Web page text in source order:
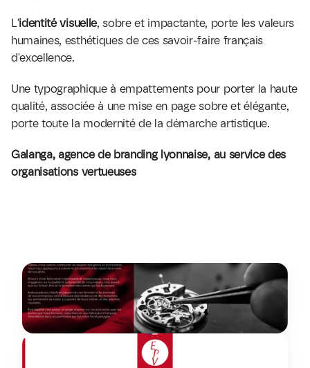
L'identité visuelle, sobre et impactante, porte les valeurs
humaines, esthétiques de ces savoir-faire français
d'excellence.
Une typographique à empattements pour porter la haute
qualité, associée à une mise en page sobre et élégante,
porte toute la modernité de la démarche artistique.
Galanga, agence de branding lyonnaise, au service des
organisations vertueuses